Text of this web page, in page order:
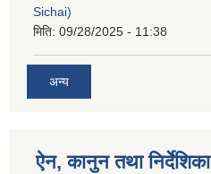
Sichai)
मिति: 09/28/2025 - 11:38
अन्य
ऐन, कानुन तथा निर्देशिका